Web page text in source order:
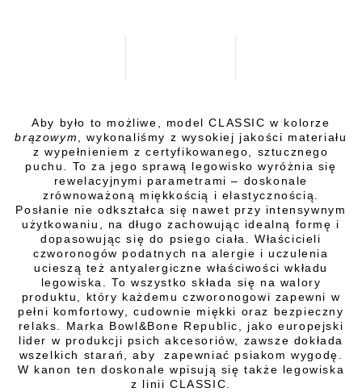
Aby było to możliwe, model CLASSIC w kolorze
brązowym
, wykonaliśmy z wysokiej jakości materiału
z wypełnieniem z certyfikowanego, sztucznego
puchu. To za jego sprawą legowisko wyróżnia się
rewelacyjnymi parametrami – doskonale
zrównoważoną miękkością i elastycznością.
Posłanie nie odkształca się nawet przy intensywnym
użytkowaniu, na długo zachowując idealną formę i
dopasowując się do psiego ciała. Właścicieli
czworonogów podatnych na alergie i uczulenia
ucieszą też antyalergiczne właściwości wkładu
legowiska. To wszystko składa się na walory
produktu, który każdemu czworonogowi zapewni w
pełni komfortowy, cudownie miękki oraz bezpieczny
relaks. Marka Bowl&Bone Republic, jako europejski
lider w produkcji psich akcesoriów, zawsze dokłada
wszelkich starań, aby zapewniać psiakom wygodę.
W kanon ten doskonale wpisują się także legowiska
z linii CLASSIC.